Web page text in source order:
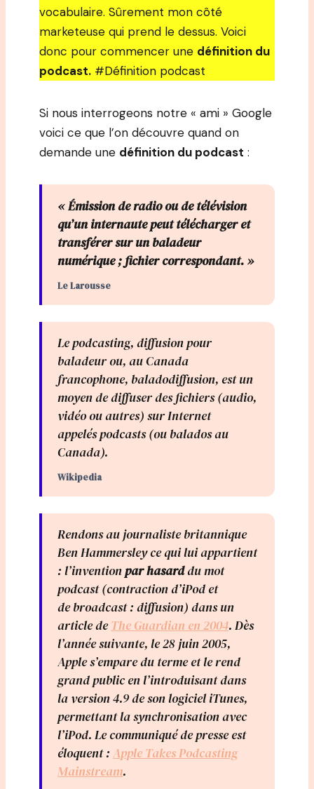
vocabulaire. Sûrement mon côté
marketeuse qui prend le dessus. Voici
donc pour commencer une définition du
podcast. #Définition podcast
Si nous interrogeons notre « ami » Google
voici ce que l’on découvre quand on
demande une définition du podcast :
« Émission de radio ou de télévision
qu’un internaute peut télécharger et
transférer sur un baladeur
numérique ; fichier correspondant. »
Le Larousse
Le podcasting, diffusion pour
baladeur ou, au Canada
francophone, baladodiffusion, est un
moyen de diffuser des fichiers (audio,
vidéo ou autres) sur Internet
appelés podcasts (ou balados au
Canada).
Wikipedia
Rendons au journaliste britannique
Ben Hammersley ce qui lui appartient
: l’inventionpar hasarddu mot
podcast (contraction d’iPod et
debroadcast: diffusion) dans un
article deThe Guardian en 2004. Dès
l’année suivante, le 28 juin 2005,
Apple s’empare du terme et le rend
grand public en l’introduisant dans
la version 4.9 de son logiciel iTunes,
permettant la synchronisation avec
l’iPod. Le communiqué de presse est
éloquent :Apple Takes Podcasting
Mainstream.